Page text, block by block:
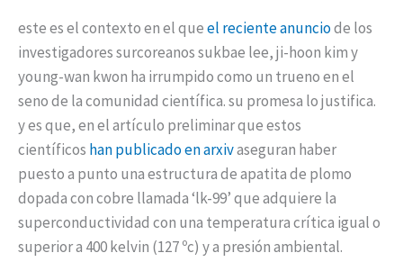
este es el contexto en el queel reciente anunciode los
investigadores surcoreanos sukbae lee, ji-hoon kim y
young-wan kwon ha irrumpido como un trueno en el
seno de la comunidad científica. su promesa lo justifica.
y es que, en el artículo preliminar que estos
científicos han publicado en arxivaseguran haber
puesto a punto una estructura de apatita de plomo
dopada con cobre llamada ‘lk-99’ que adquiere la
superconductividad con una temperatura crítica igual o
superior a 400 kelvin (127 ºc) y a presión ambiental.